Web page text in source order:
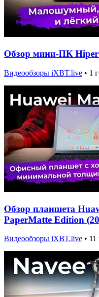
Обзор мини-ПК Hiper
Видеообзоры iXBT.live • 1
Обзор планшета
PaperMatte Edition
Видеообзоры iXBT.live • 11